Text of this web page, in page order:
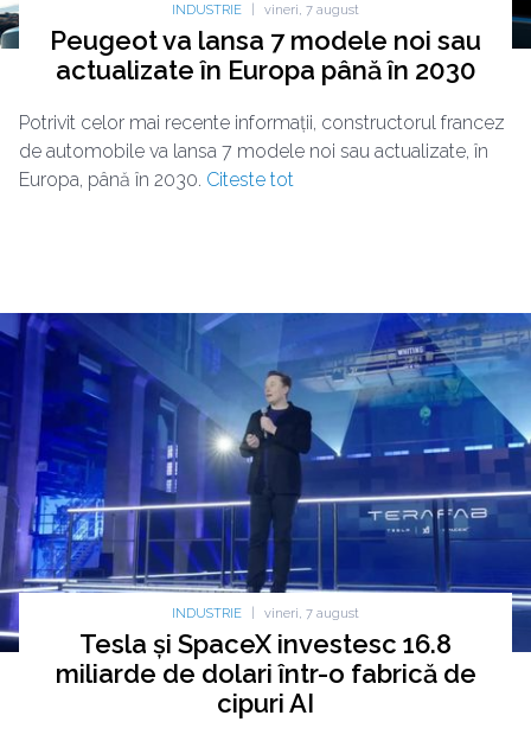
INDUSTRIE vineri, 7 august
Peugeot va lansa 7 modele noi sau
actualizate în Europa până în 2030
Potrivit celor mai recente informații, constructorul francez
de automobile va lansa 7 modele noi sau actualizate, în
Europa, până în 2030. Citeste tot
INDUSTRIE vineri, 7 august
Tesla și SpaceX investesc 16.8
miliarde de dolari într-o fabrică de
cipuri AI